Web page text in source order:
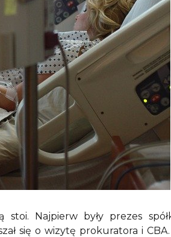
Najpierw były prezes
się o wizytę prokuratora i